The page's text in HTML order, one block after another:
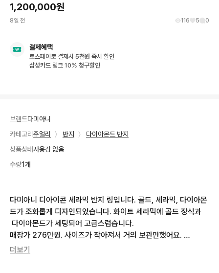
1,200,000원
8일 전 116 5 0
결제혜택
토스페이로 결제시 5천원 즉시 할인
삼성카드 링크 10% 청구할인
브랜드다미아니
카테고리 쥬얼리 〉 반지 〉
다이아몬드 반지
상품상태사용감 없음
수량1개
다미아니 디아이콘 세라믹 반지 링입니다. 골드, 세라믹, 다이아몬
드가 조화롭게 디자인되었습니다. 화이트 세라믹에 골드 장식과
다이아몬드가 세팅되어 고급스럽습니다.
매장가 276만원. 사이즈가 작아져서 거의 보관만했어요.
사이즈 10호정도 되는데 두께가 있어서
더보기